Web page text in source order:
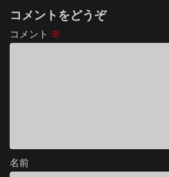
コメントをどうぞ
コメント ※
名前